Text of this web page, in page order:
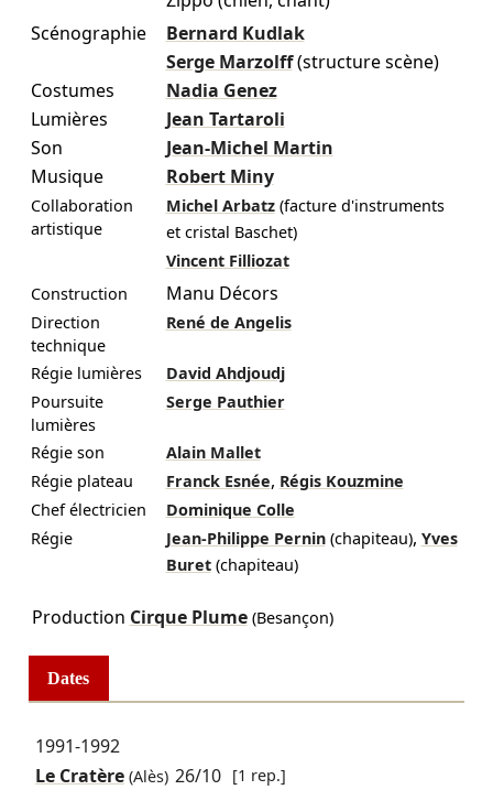
Scénographie
Bernard Kudlak
Serge Marzolff (structure scène)
Costumes
Nadia Genez
Lumières
Jean Tartaroli
Son
Jean-Michel Martin
Musique
Robert Miny
Collaboration
artistique
Michel Arbatz (facture d'instruments
et cristal Baschet)
Vincent Filliozat
Construction
Manu Décors
Direction
technique
René de Angelis
Régie lumières
David Ahdjoudj
Poursuite
lumières
Serge Pauthier
Régie son
Alain Mallet
Régie plateau
Franck Esnée, Régis Kouzmine
Chef électricien
Dominique Colle
Régie
Jean-Philippe Pernin (chapiteau), Yves
Buret (chapiteau)
Production Cirque Plume(Besançon)
Dates
1991-1992
Le Cratère(Alès) 26/10 [1 rep.]